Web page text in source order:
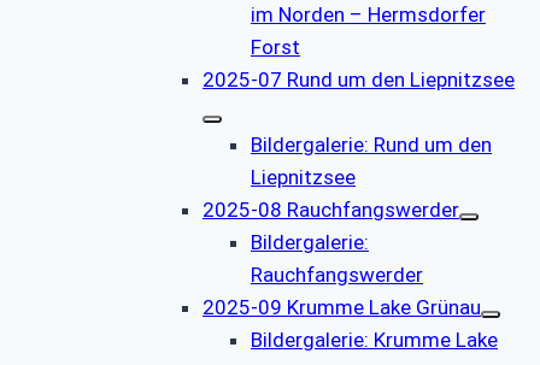
im Norden – Hermsdorfer
Forst
2025-07 Rund um den Liepnitzsee
Bildergalerie: Rund um den
Liepnitzsee
2025-08 Rauchfangswerder
Bildergalerie:
Rauchfangswerder
2025-09 Krumme Lake Grünau
Bildergalerie: Krumme Lake